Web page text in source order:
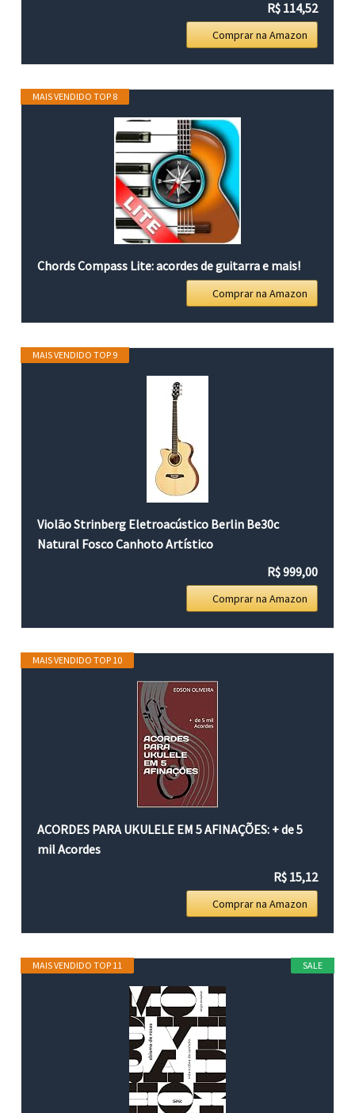
R$ 114,52
Comprar na Amazon
MAIS VENDIDO TOP 8
Chords Compass Lite: acordes de guitarra e mais!
Comprar na Amazon
MAIS VENDIDO TOP 9
Violão Strinberg Eletroacústico Berlin Be30c
Natural Fosco Canhoto Artístico
R$ 999,00
Comprar na Amazon
MAIS VENDIDO TOP 10
ACORDES PARA UKULELE EM 5 AFINAÇÕES: + de 5
mil Acordes
R$ 15,12
Comprar na Amazon
SALE
MAIS VENDIDO TOP 11